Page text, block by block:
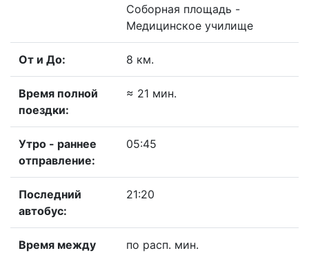
Соборная площадь -
Медицинское училище
От и До: 8 км.
Время полной
поездки:
≈ 21 мин.
Утро - раннее
отправление:
05:45
Последний
автобус:
21:20
Время между по расп. мин.